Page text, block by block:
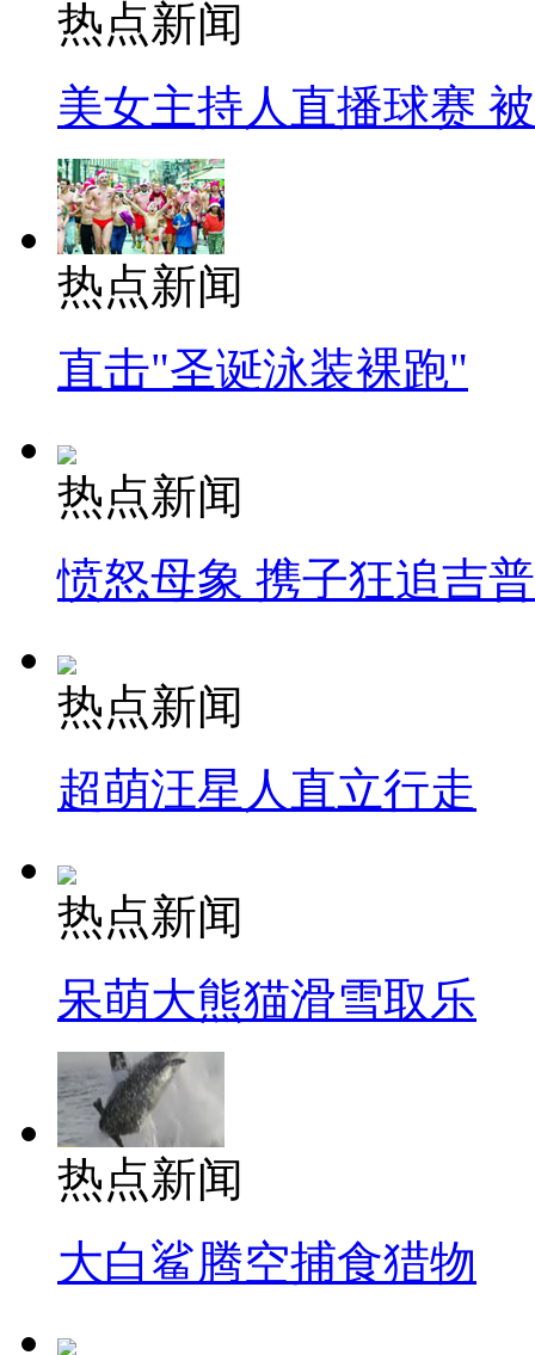
热点新闻
美女主持人直播球赛
热点新闻
直击"圣诞泳装裸跑"
热点新闻
愤怒母象 携子狂追吉
热点新闻
超萌汪星人直立行走
热点新闻
呆萌大熊猫滑雪取乐
热点新闻
大白鲨腾空捕食猎物